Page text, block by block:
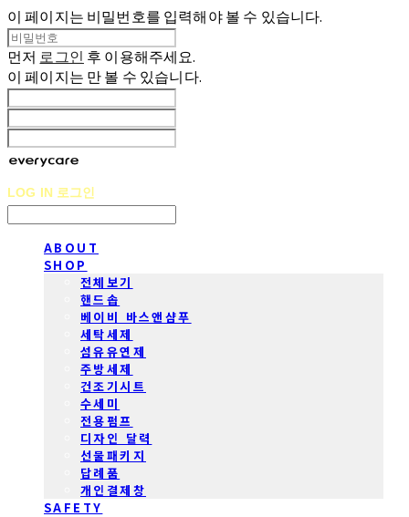
이 페이지는 비밀번호를 입력해야 볼 수 있습니다.
먼저 로그인 후 이용해주세요.
이 페이지는 만 볼 수 있습니다.
LOG IN 로그인
ABOUT
SHOP
전체보기
핸드솝
베이비 바스앤샴푸
세탁세제
섬유유연제
주방세제
건조기시트
수세미
전용펌프
디자인 달력
선물패키지
답례품
개인결제창
SAFETY